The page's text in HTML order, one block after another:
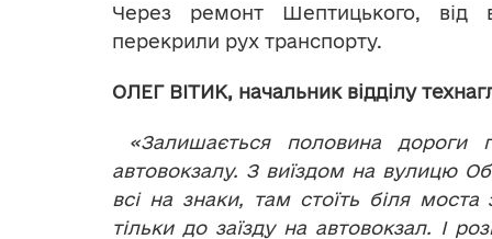
Через ремонт Шептицького, від
перекрили рух транспорту.
ОЛЕГ ВІТИК, начальник відділу
«Залишається половина
автовокзалу. З виїздом на вулицю
всі на знаки, там стоїть біля
тільки до заїзду на автовокзал. І